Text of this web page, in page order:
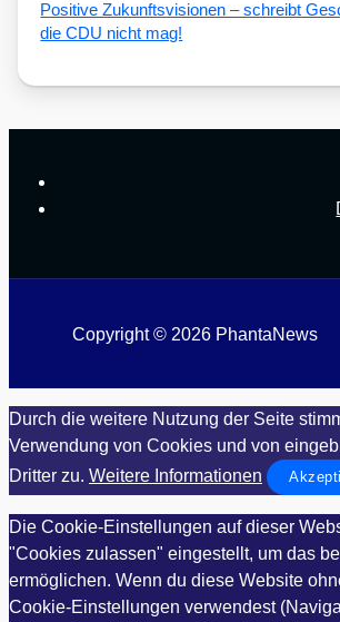
Posi­ti­ve Zukunfts­vi­sio­nen – schreibt
die CDU nicht mag!
Copyright © 2026 PhantaNews
Durch die weitere Nutzung der Seite
Verwendung von Cookies und von
Dritter zu. Weitere Informationen
Die Cookie-Einstellungen auf dieser
"Cookies zulassen" eingestellt, um das
ermöglichen. Wenn du diese Website
Cookie-Einstellungen verwendest